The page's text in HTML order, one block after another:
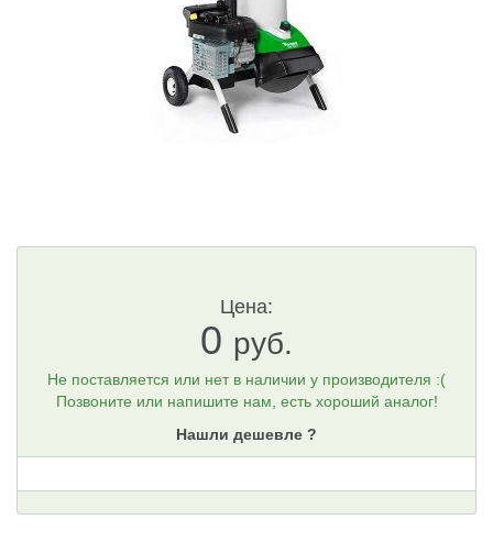
Цена:
0 руб.
Не поставляется или нет в наличии у производителя :(
Позвоните или напишите нам, есть хороший аналог!
Нашли дешевле ?